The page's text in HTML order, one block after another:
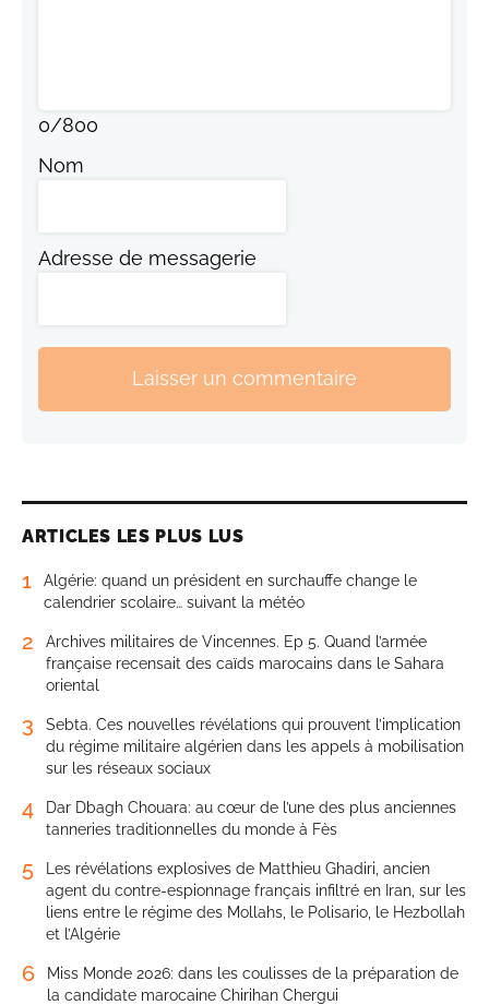
0/800
Nom
Adresse de messagerie
Laisser un commentaire
ARTICLES LES PLUS LUS
1
Algérie: quand un président en surchauffe change le
calendrier scolaire… suivant la météo
2
Archives militaires de Vincennes. Ep 5. Quand l’armée
française recensait des caïds marocains dans le Sahara
oriental
3
Sebta. Ces nouvelles révélations qui prouvent l’implication
du régime militaire algérien dans les appels à mobilisation
sur les réseaux sociaux
4
Dar Dbagh Chouara: au cœur de l’une des plus anciennes
tanneries traditionnelles du monde à Fès
5
Les révélations explosives de Matthieu Ghadiri, ancien
agent du contre-espionnage français infiltré en Iran, sur les
liens entre le régime des Mollahs, le Polisario, le Hezbollah
et l’Algérie
6
Miss Monde 2026: dans les coulisses de la préparation de
la candidate marocaine Chirihan Chergui